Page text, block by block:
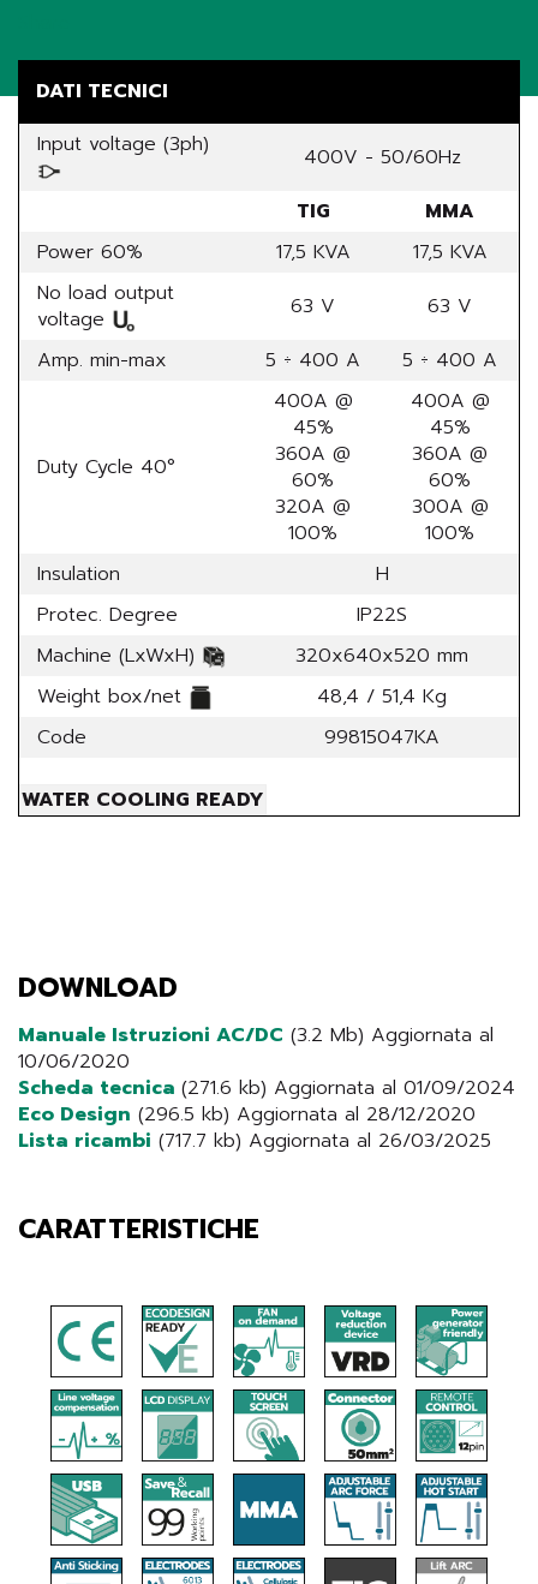
DATI TECNICI
Input voltage (3ph)
400V - 50/60Hz
TIG
MMA
Power 60%
17,5 KVA
17,5 KVA
No load output
voltage
63 V
63 V
Amp. min-max
5 ÷ 400 A 5 ÷ 400 A
Duty Cycle 40°
400A @
45%
360A @
60%
320A @
100%
400A @
45%
360A @
60%
300A @
100%
Insulation
H
Protec. Degree
IP22S
Machine (LxWxH)
320x640x520 mm
Weight box/net
48,4 / 51,4 Kg
Code
99815047KA
WATER COOLING READY
DOWNLOAD
Manuale Istruzioni AC/DC (3.2 Mb) Aggiornata al
10/06/2020
Scheda tecnica (271.6 kb) Aggiornata al 01/09/2024
Eco Design (296.5 kb) Aggiornata al 28/12/2020
Lista ricambi (717.7 kb) Aggiornata al 26/03/2025
CARATTERISTICHE